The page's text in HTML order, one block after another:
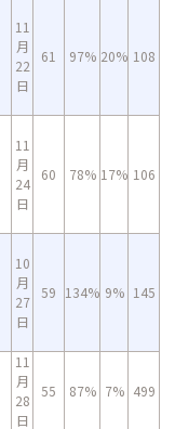
11
月
22
日
61 97% 20% 108
11
月
24
日
60 78% 17% 106
10
月
27
日
59 134% 9% 145
11
月
28
日
55 87% 7% 499